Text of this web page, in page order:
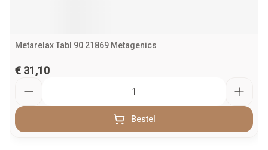
Metarelax Tabl 90 21869 Metagenics
€ 31,10
Bestel